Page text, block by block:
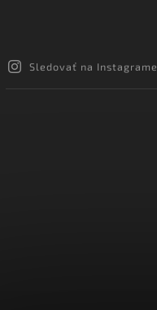
Sledovať na Instagrame